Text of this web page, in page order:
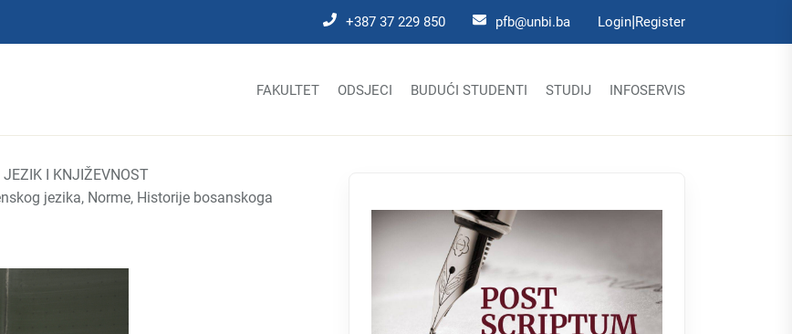
+387 37 229 850 pfb@unbi.ba Login|Register
FAKULTET ODSJECI BUDUĆI STUDENTI STUDIJ INFOSERVIS
JEZIK I KNJIŽEVNOST
jezika, Norme, Historije bosanskoga